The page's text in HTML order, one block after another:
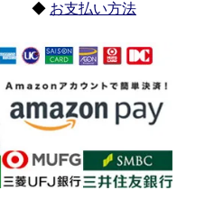
◆ お支払い方法